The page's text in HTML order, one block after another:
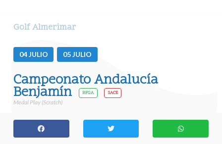
Golf Almerimar
04JULIO 05JULIO
Campeonato Andalucía
Benjamín RFGA SACE
Medal Play (Scratch)